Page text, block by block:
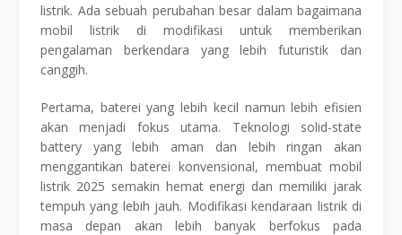
listrik. Ada sebuah perubahan besar dalam bagaimana
mobil listrik di modifikasi untuk memberikan
pengalaman berkendara yang lebih futuristik dan
canggih.
Pertama, baterei yang lebih kecil namun lebih efisien
akan menjadi fokus utama. Teknologi solid-state
battery yang lebih aman dan lebih ringan akan
menggantikan baterei konvensional, membuat mobil
listrik 2025 semakin hemat energi dan memiliki jarak
tempuh yang lebih jauh. Modifikasi kendaraan listrik di
masa depan akan lebih banyak berfokus pada